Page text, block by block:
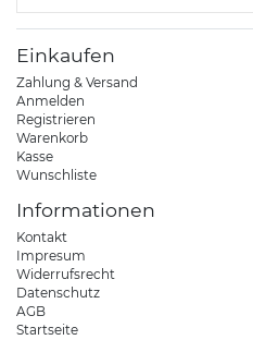
Einkaufen
Zahlung & Versand
Anmelden
Registrieren
Warenkorb
Kasse
Wunschliste
Informationen
Kontakt
Impresum
Widerrufsrecht
Datenschutz
AGB
Startseite